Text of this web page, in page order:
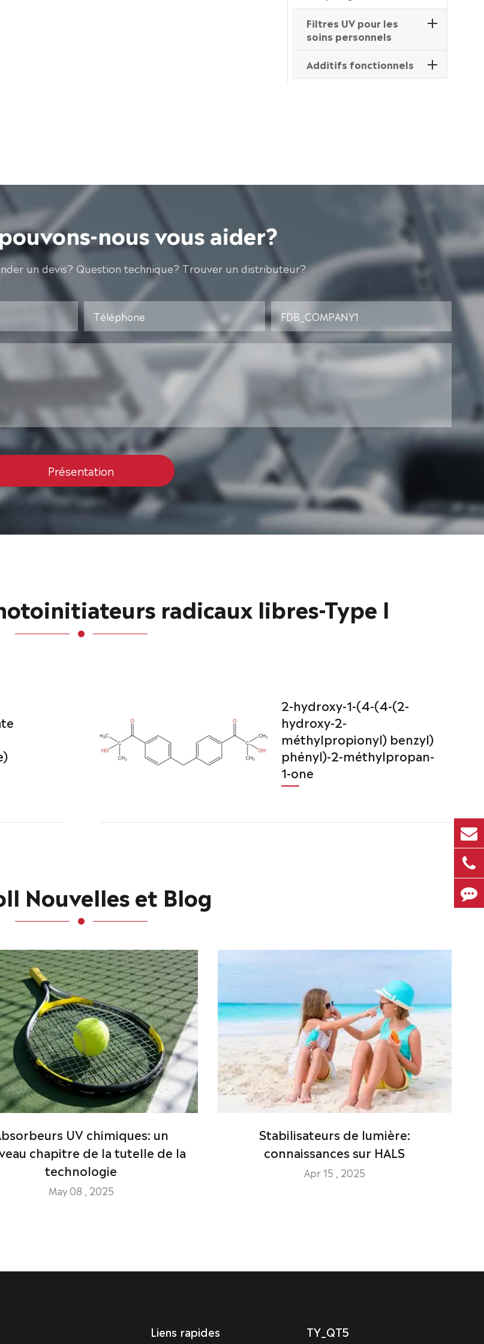
Filtres UV pour les
soins personnels
Additifs fonctionnels
nous vous aider?
un devis? Question technique? Trouver un distributeur?
Présentation
radicaux libres-Type I
2-hydroxy-1-(4-(4-(2-
hydroxy-2-
méthylpropionyl) benzyl)
phényl)-2-méthylpropan-
1-one
Nouvelles et Blog
UV chimiques: un
chapitre de la tutelle de la
technologie
May 08 , 2025
Stabilisateurs de lumière:
connaissances sur HALS
Apr 15 , 2025
Liens rapides TY_QT5